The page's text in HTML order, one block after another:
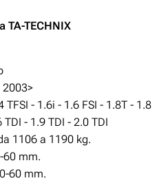
TA-TECHNIX
- 1.6i - 1.6 FSI - 1.8T - 1.8
TDI - 1.9 TDI - 2.0 TDI
1106 a 1190 kg.
60 mm.
60 mm.